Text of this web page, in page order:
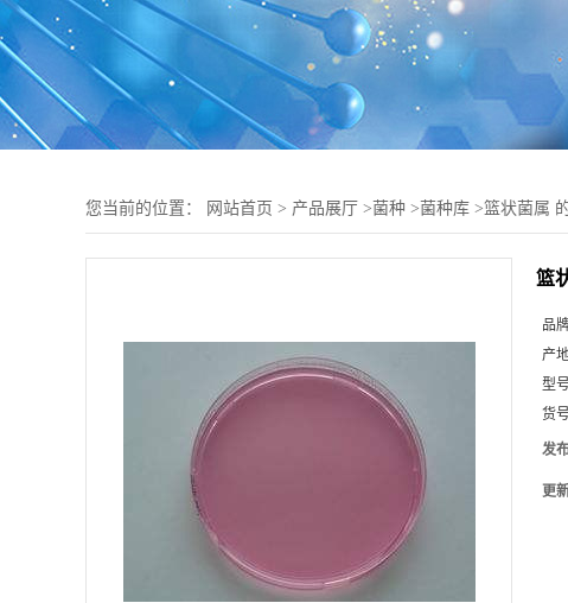
您当前的位置： 网站首页 > 产品展厅 >菌种 >菌种库 >篮状菌属
篮
品牌
产地
型号
货号
发
更